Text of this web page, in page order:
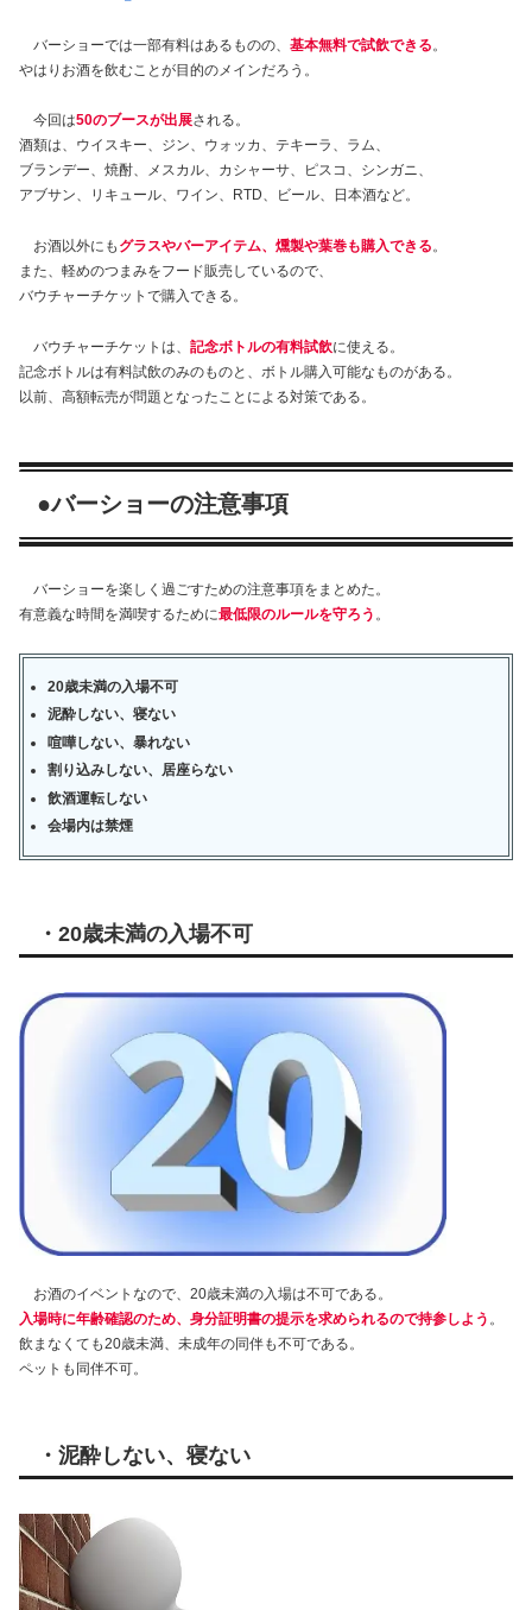
バーショーでは一部有料はあるものの、 基本無料で試飲できる 。
やはりお酒を飲むことが目的のメインだろう。
今回は50のブースが出展される。
酒類は、ウイスキー、ジン、ウォッカ、テキーラ、ラム、
ブランデー、焼酎、メスカル、カシャーサ、ピスコ、シンガニ、
アブサン、リキュール、ワイン、RTD、ビール、日本酒など。
お酒以外にも グラスやバーアイテム、燻製や葉巻も購入できる。
また、軽めのつまみをフード販売しているので、
バウチャーチケットで購入できる。
バウチャーチケットは、 記念ボトルの有料試飲に使える。
記念ボトルは有料試飲のみのものと、ボトル購入可能なものがある。
以前、高額転売が問題となったことによる対策である。
●バーショーの注意事項
バーショーを楽しく過ごすための注意事項をまとめた。
有意義な時間を満喫するために最低限のルールを守ろう 。
20歳未満の入場不可
泥酔しない、寝ない
喧嘩しない、暴れない
割り込みしない、居座らない
飲酒運転しない
会場内は禁煙
・ 20歳未満の入場不可
お酒のイベントなので、20歳未満の入場は不可である。
入場時に年齢確認のため、身分証明書の提示を求められるので持参しよう 。
飲まなくても20歳未満、未成年の同伴も不可である。
ペットも同伴不可。
・泥酔しない、寝ない